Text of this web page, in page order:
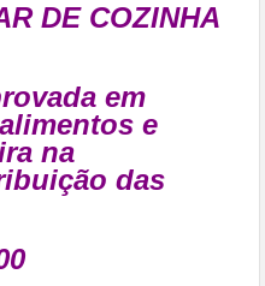
DE COZINHA
em
e
na
das